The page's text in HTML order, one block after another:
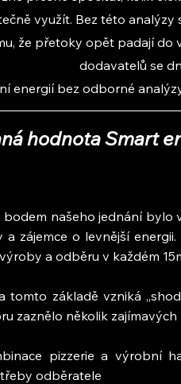
využít. Bez této
že přetoky opět padají do
dodavatelů se
energií bez odborné
hodnota Smart
bodem našeho jednání bylo
a zájemce o levnější
a odběru v každém
tomto základě vzniká
zaznělo několik zajímavých
pizzerie a výrobní
odběratele